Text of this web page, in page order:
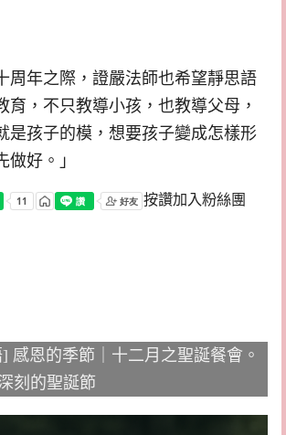
周年之際，證嚴法師也希望靜思語
育，不只教導小孩，也教導父母，
是孩子的模，想要孩子變成怎樣形
好。」
按讚加入粉絲團
感恩的季節｜十二月之聖誕餐會。
刻的聖誕節